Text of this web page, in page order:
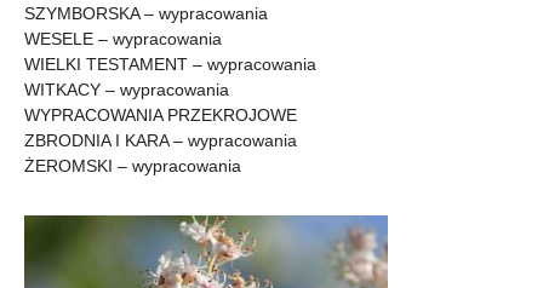
SZYMBORSKA – wypracowania
WESELE – wypracowania
WIELKI TESTAMENT – wypracowania
WITKACY – wypracowania
WYPRACOWANIA PRZEKROJOWE
ZBRODNIA I KARA – wypracowania
ŻEROMSKI – wypracowania